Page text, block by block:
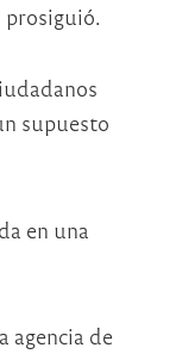
prosiguió.
supuesto
en una
agencia de